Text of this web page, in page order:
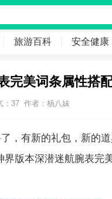
旅游百科 安全健康
完美词条属性搭
： 37 作者： 杨八妹
，有新的礼包，新的
版本深潜迷航腕表完